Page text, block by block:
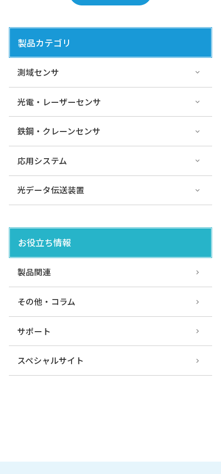
製品カテゴリ
測域センサ
光電・レーザーセンサ
鉄鋼・クレーンセンサ
応用システム
光データ伝送装置
お役立ち情報
製品関連
その他・コラム
サポート
スペシャルサイト